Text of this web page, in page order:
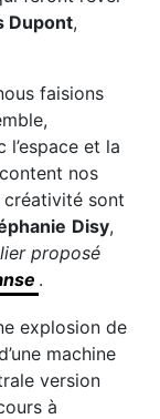
Dupont,
faisions
et la
nos
sont
Disy,
proposé
.
explosion de
machine
version
à